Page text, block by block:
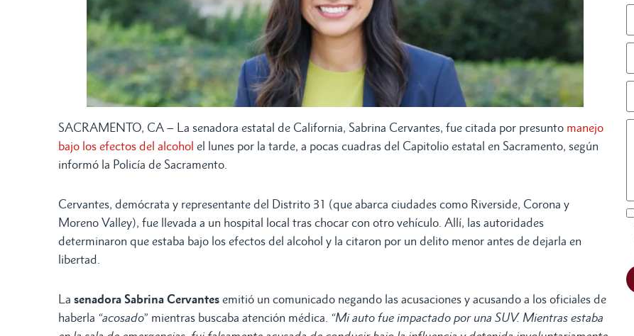
SACRAMENTO, CA – La senadora estatal de California, Sabrina Cervantes, fue citada por presunto manejo
bajo los efectos del alcohol el lunes por la tarde, a pocas cuadras del Capitolio estatal en Sacramento, según
informó la Policía de Sacramento.
Cervantes, demócrata y representante del Distrito 31 (que abarca ciudades como Riverside, Corona y
Moreno Valley), fue llevada a un hospital local tras chocar con otro vehículo. Allí, las autoridades
determinaron que estaba bajo los efectos del alcohol y la citaron por un delito menor antes de dejarla en
libertad.
La senadora Sabrina Cervantes emitió un comunicado negando las acusaciones y acusando a los oficiales de
haberla “acosado” mientras buscaba atención médica. “Mi auto fue impactado por una SUV. Mientras estaba